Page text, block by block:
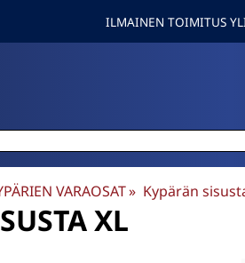
ILMAINEN TOIMITUS
VARAOSAT‪» Kypärän
XL